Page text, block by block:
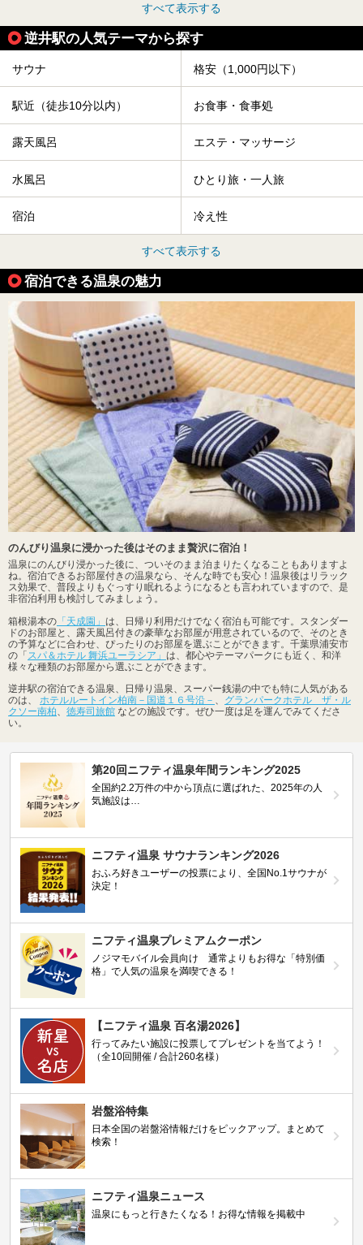
すべて表示する
逆井駅の人気テーマから探す
サウナ 格安（1,000円以下）
駅近（徒歩10分以内） お食事・食事処
露天風呂 エステ・マッサージ
水風呂 ひとり旅・一人旅
宿泊 冷え性
すべて表示する
宿泊できる温泉の魅力
のんびり温泉に浸かった後はそのまま贅沢に宿泊！
温泉にのんびり浸かった後に、ついそのまま泊まりたくなることもありますよ
ね。宿泊できるお部屋付きの温泉なら、そんな時でも安心！温泉後はリラック
ス効果で、普段よりもぐっすり眠れるようになるとも言われていますので、是
非宿泊利用も検討してみましょう。
箱根湯本の 「天成園」 は、日帰り利用だけでなく宿泊も可能です。スタンダー
ドのお部屋と、露天風呂付きの豪華なお部屋が用意されているので、そのとき
の予算などに合わせ、ぴったりのお部屋を選ぶことができます。千葉県浦安市
の「スパ＆ホテル 舞浜ユーラシア」 は、都心やテーマパークにも近く、和洋
様々な種類のお部屋から選ぶことができます。
逆井駅の宿泊できる温泉、日帰り温泉、スーパー銭湯の中でも特に人気がある
のは、 ホテルルートイン柏南－国道１６号沿－ 、 グランパークホテル ザ・ル
クソー南柏、 徳寿司旅館 などの施設です。ぜひ一度は足を運んでみてくださ
い。
第20回ニフティ温泉年間ランキング2025
全国約2.2万件の中から頂点に選ばれた、2025年の人
気施設は…
ニフティ温泉 サウナランキング2026
おふろ好きユーザーの投票により、全国No.1サウナが
決定！
ニフティ温泉プレミアムクーポン
ノジマモバイル会員向け 通常よりもお得な「特別価
格」で人気の温泉を満喫できる！
【ニフティ温泉 百名湯2026】
行ってみたい施設に投票してプレゼントを当てよう！
（全10回開催 / 合計260名様）
岩盤浴特集
日本全国の岩盤浴情報だけをピックアップ。まとめて
検索！
ニフティ温泉ニュース
温泉にもっと行きたくなる！お得な情報を掲載中